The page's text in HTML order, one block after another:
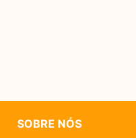
SOBRE NÓS